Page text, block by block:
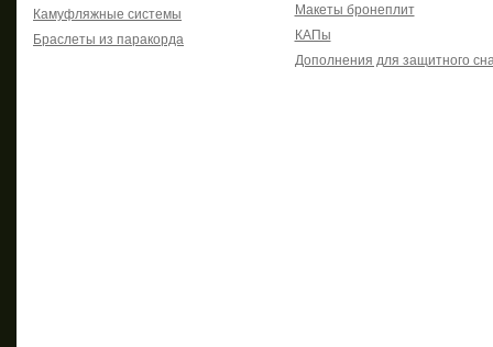
Камуфляжные системы
Браслеты из паракорда
Макеты бронеплит
КАПы
Дополнения для защитного